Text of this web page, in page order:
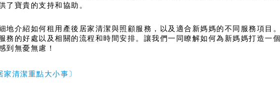
了寶貴的支持和協助。
地介紹如何租用產後居家清潔與照顧服務，以及適合新媽媽的不同服務項目。
務的好處以及相關的流程和時間安排。讓我們一同瞭解如何為新媽媽打造一個
到無憂無慮！
家清潔重點大小事〕